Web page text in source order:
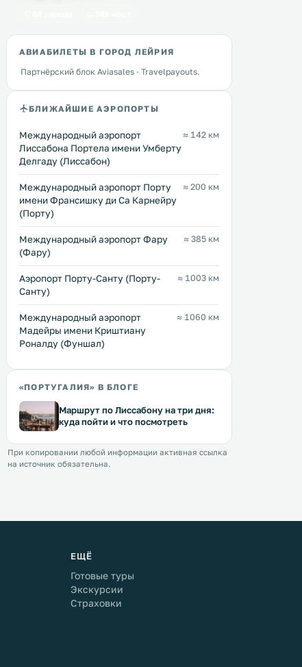
АВИАБИЛЕТЫ В ГОРОД ЛЕЙРИЯ
Партнёрский блок Aviasales · Travelpayouts.
БЛИЖАЙШИЕ АЭРОПОРТЫ
Международный аэропорт
Лиссабона Портела имени Умберту
Делгаду (Лиссабон)
≈ 142 км
Международный аэропорт Порту
имени Франсишку ди Са Карнейру
(Порту)
≈ 200 км
Международный аэропорт Фару
(Фару)
≈ 385 км
Аэропорт Порту-Санту (Порту-
Санту)
≈ 1003 км
Международный аэропорт
Мадейры имени Криштиану
Роналду (Фуншал)
≈ 1060 км
«ПОРТУГАЛИЯ» В БЛОГЕ
Маршрут по Лиссабону на три дня:
куда пойти и что посмотреть
При копировании любой информации активная ссылка
на источник обязательна.
ЕЩЁ
Готовые туры
Экскурсии
Страховки